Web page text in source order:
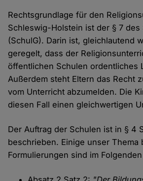
Rechtsgrundlage für den
Schleswig-Holstein ist der § 7 des
(SchulG). Darin ist, gleichlautend
geregelt, dass der
öffentlichen Schulen ordentliches
Außerdem steht Eltern das Recht
vom Unterricht abzumelden. Die
diesen Fall einen gleichwertigen
Der Auftrag der Schulen ist in § 4
beschrieben. Einige unser Thema
Formulierungen sind im